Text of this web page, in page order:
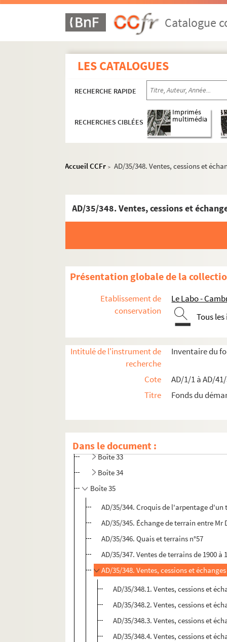
Catalogue
LES CATALOGUES
RECHERCHE RAPIDE
RECHERCHES CIBLÉES
Imprimés
multimédia
Accueil CCFr > AD/35/348. Ventes, cessions et
Présentation globale de la
Etablissement de
conservation
Le Labo -
Tous
Intitulé de l'instrument de
recherche
Inventaire du
Cote
AD/1/1 à AD/
Titre
Fonds du
Dans le document :
Bâtiments communaux
Édifices religieux
Travaux de salubrité publique
Aménagements urbains
Mouvement parcellaire
Boîte 26
Boîte 32
Boîte 33
Boîte 34
Boîte 35
AD/35/344. Croquis de l'arpentage
AD/35/345. Échange de terrain entre Mr
AD/35/346. Quais et terrains n°57
AD/35/347. Ventes de terrains de 1900 à
AD/35/348. Ventes, cessions et
AD/35/348.1. Ventes, cessions et
AD/35/348.2. Ventes, cessions et
AD/35/348.3. Ventes, cessions et
AD/35/348.4. Ventes, cessions et